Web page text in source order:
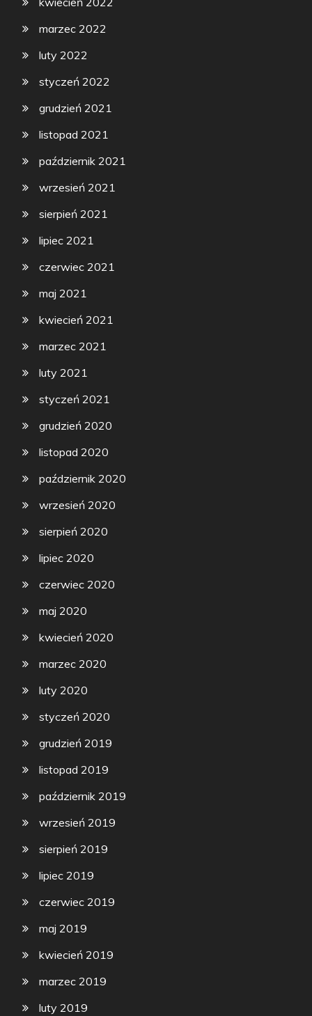
marzec 2022
luty 2022
styczeń 2022
grudzień 2021
listopad 2021
październik 2021
wrzesień 2021
sierpień 2021
lipiec 2021
czerwiec 2021
maj 2021
kwiecień 2021
marzec 2021
luty 2021
styczeń 2021
grudzień 2020
listopad 2020
październik 2020
wrzesień 2020
sierpień 2020
lipiec 2020
czerwiec 2020
maj 2020
kwiecień 2020
marzec 2020
luty 2020
styczeń 2020
grudzień 2019
listopad 2019
październik 2019
wrzesień 2019
sierpień 2019
lipiec 2019
czerwiec 2019
maj 2019
kwiecień 2019
marzec 2019
luty 2019